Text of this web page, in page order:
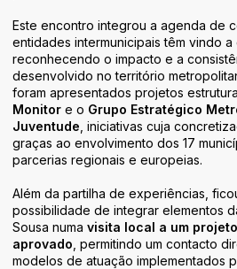
Áreas de Atividade
Identidade
Este encontro integrou a agenda de
entidades intermunicipais têm vindo a
reconhecendo o impacto e a
desenvolvido no território
foram apresentados projetos
Monitor e o Grupo Estratégico
Juventude , iniciativas cuja
graças ao envolvimento dos 17
parcerias regionais e europeias.
Além da partilha de experiências,
possibilidade de integrar elementos
Sousa numa visita local a um
aprovado , permitindo um contacto
modelos de atuação implementados